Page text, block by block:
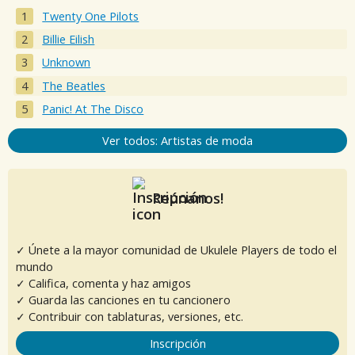
Twenty One Pilots
Billie Eilish
Unknown
The Beatles
Panic! At The Disco
Ver todos: Artistas de moda
Reúnanos!
✓ Únete a la mayor comunidad de Ukulele Players de todo el
mundo
✓ Califica, comenta y haz amigos
✓ Guarda las canciones en tu cancionero
✓ Contribuir con tablaturas, versiones, etc.
Inscripción